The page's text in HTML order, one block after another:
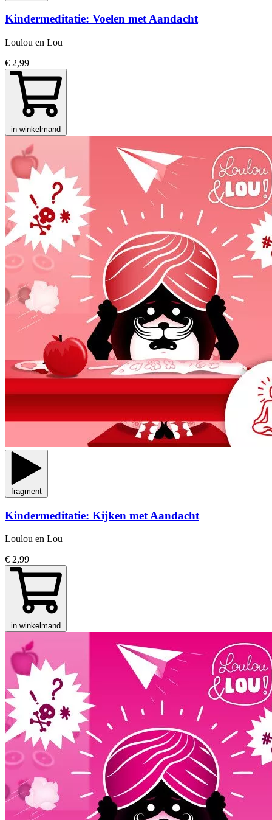
Kindermeditatie: Voelen met Aandacht
Loulou en Lou
€ 2,99
in winkelmand
fragment
Kindermeditatie: Kijken met Aandacht
Loulou en Lou
€ 2,99
in winkelmand